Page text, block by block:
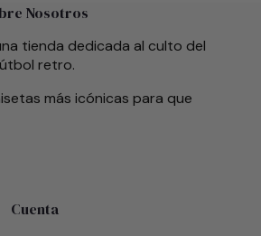
Nosotros
tienda dedicada al culto del
retro.
más icónicas para que
Cuenta